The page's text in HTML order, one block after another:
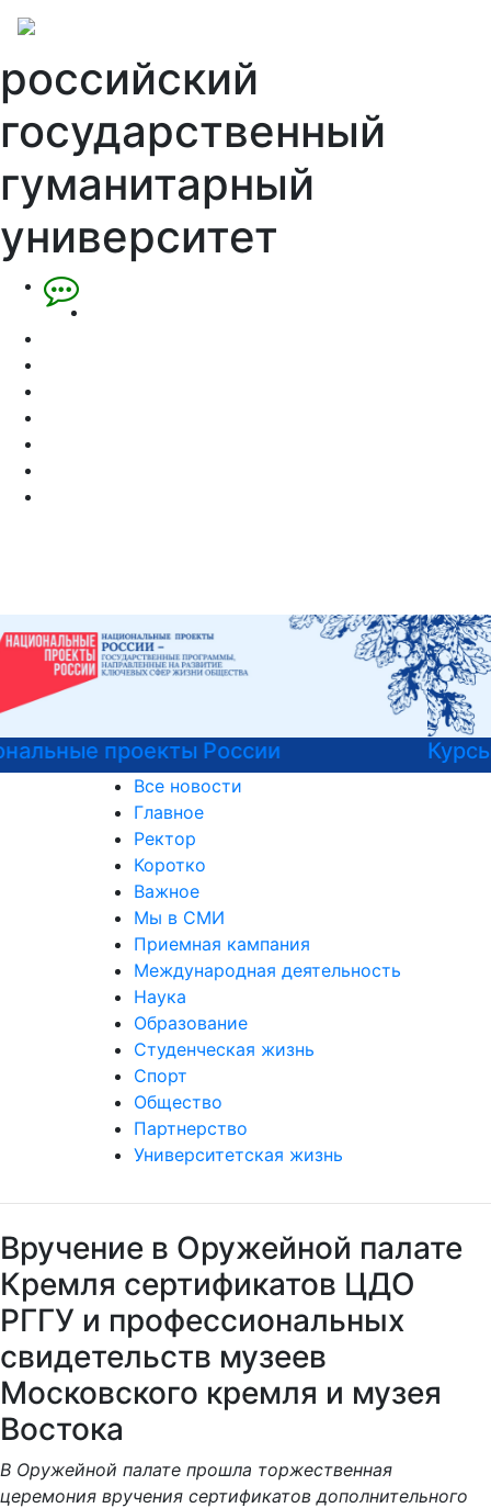
российский
государственный
гуманитарный
университет
Курсы немецкого языка
Все новости
Главное
Ректор
Коротко
Важное
Мы в СМИ
Приемная кампания
Международная деятельность
Наука
Образование
Студенческая жизнь
Спорт
Общество
Партнерство
Университетская жизнь
Вручение в Оружейной палате
Кремля сертификатов ЦДО
РГГУ и профессиональных
свидетельств музеев
Московского кремля и музея
Востока
В Оружейной палате прошла торжественная
церемония вручения сертификатов дополнительного